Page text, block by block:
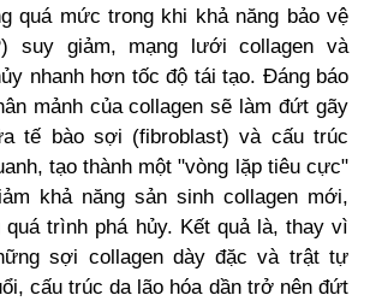
quá mức trong khi khả năng bảo vệ
suy giảm, mạng lưới collagen và
nhanh hơn tốc độ tái tạo. Đáng báo
mảnh của collagen sẽ làm đứt gãy
tế bào sợi (fibroblast) và cấu trúc
tạo thành một "vòng lặp tiêu cực"
khả năng sản sinh collagen mới,
trình phá hủy. Kết quả là, thay vì
sợi collagen dày đặc và trật tự
cấu trúc da lão hóa dần trở nên đứt